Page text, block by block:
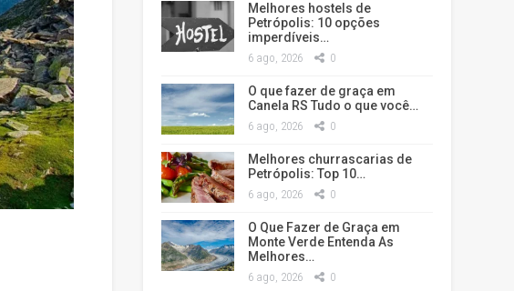
Melhores hostels de
Petrópolis: 10 opções
imperdíveis…
6 ago, 2026 0
O que fazer de graça em
Canela RS Tudo o que você…
6 ago, 2026 0
Melhores churrascarias de
Petrópolis: Top 10…
6 ago, 2026 0
O Que Fazer de Graça em
Monte Verde Entenda As
Melhores…
6 ago, 2026 0